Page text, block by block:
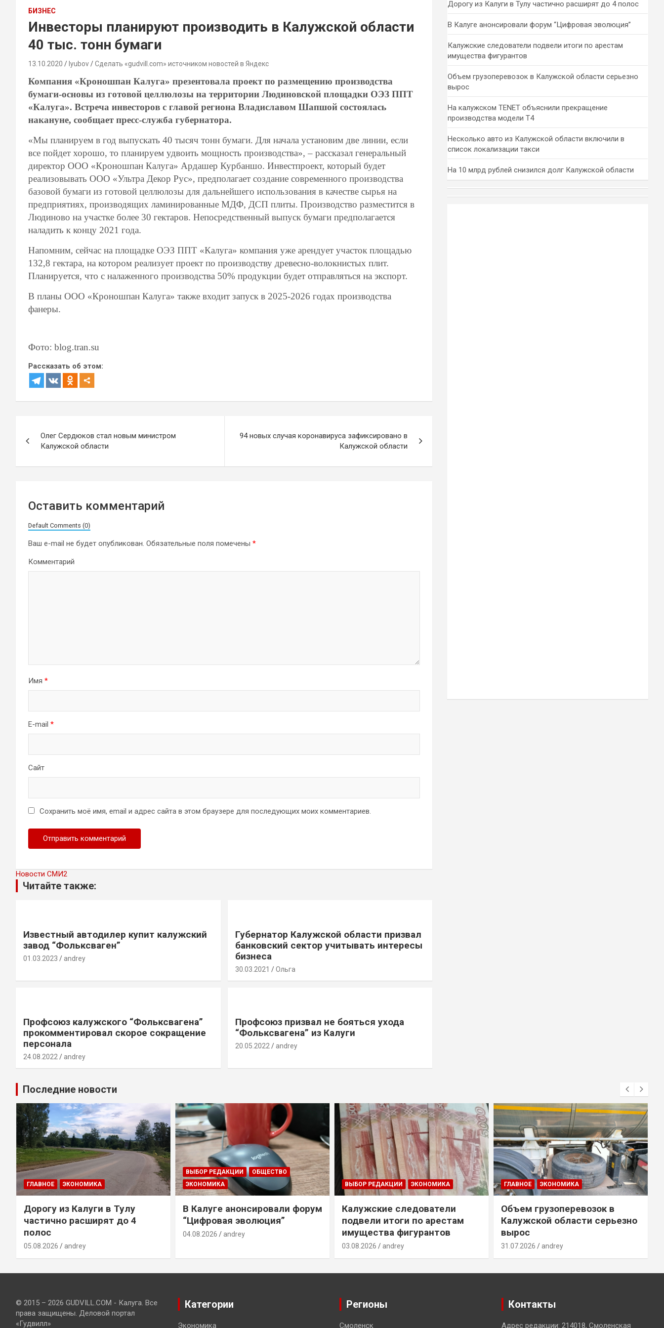
БИЗНЕС
Инвесторы планируют производить в Калужской области
40 тыс. тонн бумаги
13.10.2020 lyubov Сделать «gudvill.com» источником новостей в Яндекс
Компания «Кроношпан Калуга» презентовала проект по размещению производства
бумаги-основы из готовой целлюлозы на территории Людиновской площадки ОЭЗ ППТ
«Калуга». Встреча инвесторов с главой региона Владиславом Шапшой состоялась
накануне, сообщает пресс-служба губернатора.
«Мы планируем в год выпускать 40 тысяч тонн бумаги. Для начала установим две линии, если
все пойдет хорошо, то планируем удвоить мощность производства», – рассказал генеральный
директор ООО «Кроношпан Калуга» Ардашер Курбаншо. Инвестпроект, который будет
реализовывать ООО «Ультра Декор Рус», предполагает создание современного производства
базовой бумаги из готовой целлюлозы для дальнейшего использования в качестве сырья на
предприятиях, производящих ламинированные МДФ, ДСП плиты. Производство разместится в
Людиново на участке более 30 гектаров. Непосредственный выпуск бумаги предполагается
наладить к концу 2021 года.
Напомним, сейчас на площадке ОЭЗ ППТ «Калуга» компания уже арендует участок площадью
132,8 гектара, на котором реализует проект по производству древесно-волокнистых плит.
Планируется, что с налаженного производства 50% продукции будет отправляться на экспорт.
В планы ООО «Кроношпан Калуга» также входит запуск в 2025-2026 годах производства
фанеры.
Фото: blog.tran.su
Рассказать об этом:
по
записям
Олег Сердюков стал новым министром
Калужской области
94 новых случая коронавируса зафиксировано в
Калужской области
Оставить комментарий
Default Comments (0)
Ваш e-mail не будет опубликован. Обязательные поля помечены *
Комментарий
Имя *
E-mail *
Сайт
Сохранить моё имя, email и адрес сайта в этом браузере для последующих моих комментариев.
Новости СМИ2
Читайте также:
Известный автодилер купит калужский
завод “Фольксваген”
01.03.2023 andrey
Губернатор Калужской области призвал
банковский сектор учитывать интересы
бизнеса
30.03.2021 Ольга
Профсоюз калужского “Фольксвагена”
прокомментировал скорое сокращение
персонала
24.08.2022 andrey
Профсоюз призвал не бояться ухода
“Фольксвагена” из Калуги
20.05.2022 andrey
Дорогу из Калуги в Тулу частично расширят до 4 полос
В Калуге анонсировали форум “Цифровая эволюция”
Калужские следователи подвели итоги по арестам
имущества фигурантов
Объем грузоперевозок в Калужской области серьезно
вырос
На калужском TENET объяснили прекращение
производства модели T4
Несколько авто из Калужской области включили в
список локализации такси
На 10 млрд рублей снизился долг Калужской области
Последние новости
ГЛАВНОЕ ЭКОНОМИКА
Дорогу из Калуги в Тулу
частично расширят до 4
полос
05.08.2026 andrey
ВЫБОР РЕДАКЦИИ
ОБЩЕСТВО
ЭКОНОМИКА
В Калуге анонсировали форум
“Цифровая эволюция”
04.08.2026 andrey
ВЫБОР РЕДАКЦИИ ЭКОНОМИКА
Калужские следователи
подвели итоги по арестам
имущества фигурантов
03.08.2026 andrey
ГЛАВНОЕ ЭКОНОМИКА
Объем грузоперевозок в
Калужской области серьезно
вырос
31.07.2026 andrey
© 2015 – 2026 GUDVILL.COM - Калуга. Все
права защищены. Деловой портал
«Гудвилл»
Категории
Экономика
Регионы
Смоленск
Контакты
Адрес редакции: 214018, Смоленская